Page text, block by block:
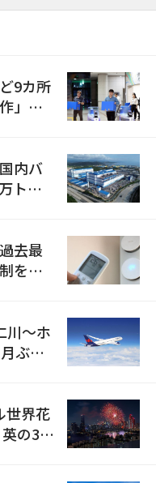
9カ所
」の
内バ
トン
去最
を点
川〜ホ
ぶり
世界花
の3カ